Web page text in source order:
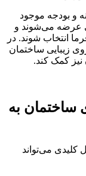
و بودجه موجود
عرضه می‌شوند و
انتخاب شوند. در
زیبایی ساختمان
نیز کمک کند.
ساختمان به
کلیدی می‌تواند